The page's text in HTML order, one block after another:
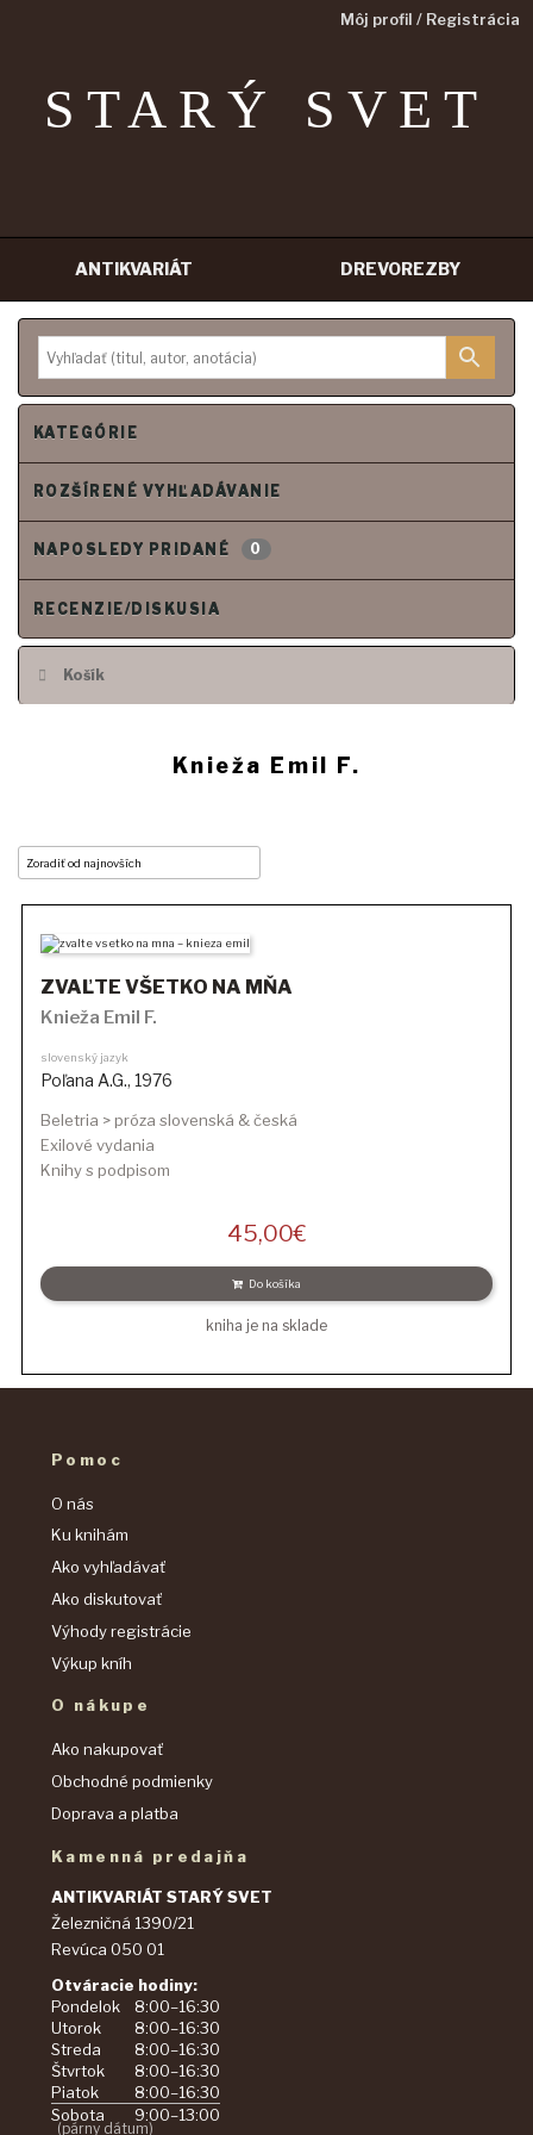
Môj profil / Registrácia
STARÝ SVET
ANTIKVARIÁT DREVOREZBY
r
ť
h
KATEGÓRIE
ROZŠÍRENÉ VYHĽADÁVANIE
NAPOSLEDY PRIDANÉ 0
RECENZIE/DISKUSIA
Košík
Knieža Emil F.
ZVAĽTE VŠETKO NA MŇA
Knieža Emil F.
slovenský jazyk
Poľana A.G., 1976
Beletria > próza slovenská & česká
Exilové vydania
Knihy s podpisom
45,00€
Do košíka
kniha je na sklade
Pomoc
O nás
Ku knihám
Ako vyhľadávať
Ako diskutovať
Výhody registrácie
Výkup kníh
O nákupe
Ako nakupovať
Obchodné podmienky
Doprava a platba
Kamenná predajňa
ANTIKVARIÁT STARÝ SVET
Železničná 1390/21
Revúca 050 01
Otváracie hodiny:
Pondelok
8:00–16:30
Utorok
8:00–16:30
Streda
8:00–16:30
Štvrtok
8:00–16:30
Piatok
8:00–16:30
Sobota
9:00–13:00
(párny dátum)